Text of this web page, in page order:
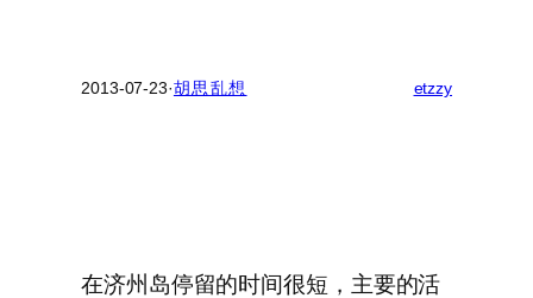
2013-07-23·胡思乱想 etzzy
在济州岛停留的时间很短，主要的活